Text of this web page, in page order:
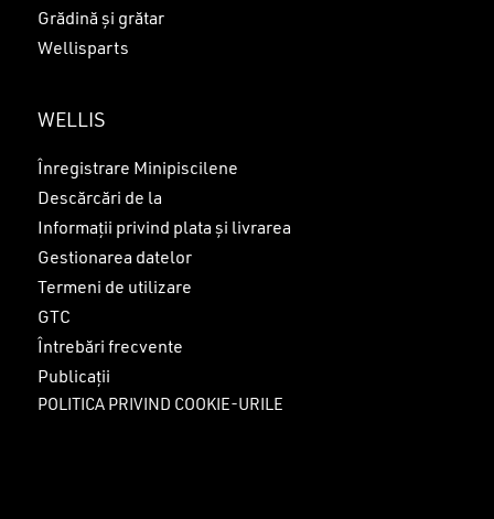
Grădină și grătar
Wellisparts
WELLIS
Înregistrare Minipiscilene
Descărcări de la
Informații privind plata și livrarea
Gestionarea datelor
Termeni de utilizare
GTC
Întrebări frecvente
Publicații
POLITICA PRIVIND COOKIE-URILE